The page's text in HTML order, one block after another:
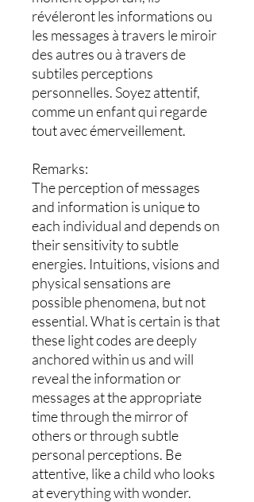
révéleront les informations ou
les messages à travers le miroir
des autres ou à travers de
subtiles perceptions
personnelles. Soyez attentif,
comme un enfant qui regarde
tout avec émerveillement.
Remarks:
The perception of messages
and information is unique to
each individual and depends on
their sensitivity to subtle
energies. Intuitions, visions and
physical sensations are
possible phenomena, but not
essential. What is certain is that
these light codes are deeply
anchored within us and will
reveal the information or
messages at the appropriate
time through the mirror of
others or through subtle
personal perceptions. Be
attentive, like a child who looks
at everything with wonder.